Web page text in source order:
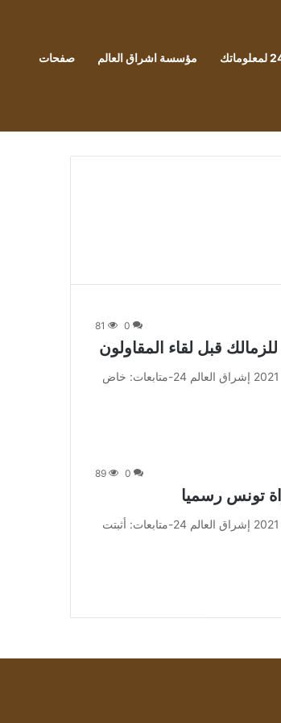
مؤسسة اشراق العالم صفحات
0
81
قبل لقاء المقاولون
من صحيفة اشراق العالم 24:[ad_1] إعلان: شاهد أجمل الأفلام والمسلسلات 2021 إشراق العالم 24-متابعات: خاض
0
89
تونس رسميا
من صحيفة اشراق العالم 24:[ad_1] إعلان: شاهد أجمل الأفلام والمسلسلات 2021 إشراق العالم 24-متابعات: أثبتت